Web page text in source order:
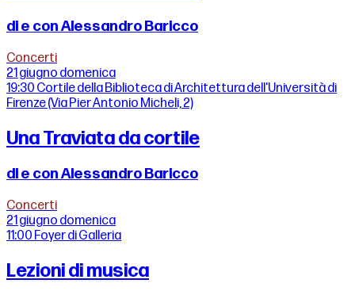
di e con Alessandro Baricco
Concerti
21 giugno domenica
19:30 Cortile della Biblioteca di Architettura dell'Università di
Firenze (Via Pier Antonio Micheli, 2)
Una Traviata da cortile
di e con Alessandro Baricco
Concerti
21 giugno domenica
11:00 Foyer di Galleria
Lezioni di musica